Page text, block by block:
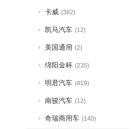
卡威 (382)
凯马汽车 (12)
美国通用 (2)
绵阳金杯 (235)
明君汽车 (419)
南骏汽车 (12)
奇瑞商用车 (140)